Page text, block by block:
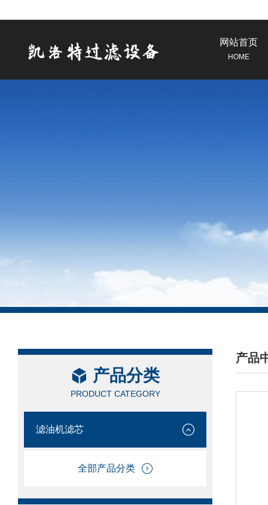
网站首页
HOME
产品分类
PRODUCT CATEGORY
滤油机滤芯
全部产品分类
产品
/